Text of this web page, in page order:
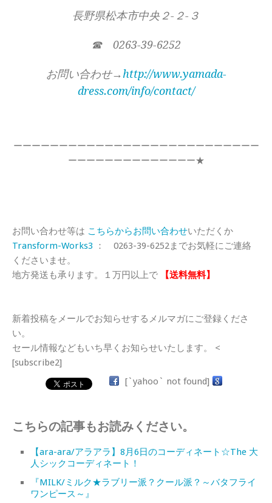
長野県松本市中央２-２-３
☎ 0263-39-6252
お問い合わせ→http://www.yamada-
dress.com/info/contact/
ーーーーーーーーーーーーーーーーーーーーーーーーーーー
ーーーーーーーーーーーーーー★
お問い合わせ等は こちらからお問い合わせいただくか
Transform-Works3 ： 0263-39-6252までお気軽にご連絡
くださいませ。
地方発送も承ります。１万円以上で
【送料無料】
新着投稿をメールでお知らせするメルマガにご登録くださ
い。
セール情報などもいち早くお知らせいたします。 <
[subscribe2]
[`yahoo` not found]
こちらの記事もお読みください。
【ara-ara/アラアラ】8月6日のコーディネート☆The 大
人シックコーディネート！
『MILK/ミルク★ラブリー派？クール派？～バタフライ
ワンピース～』